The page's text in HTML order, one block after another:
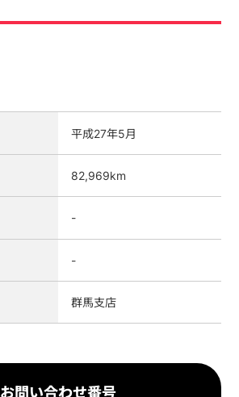
平成27年5月
82,969km
-
-
群馬支店
お問い合わせ番号